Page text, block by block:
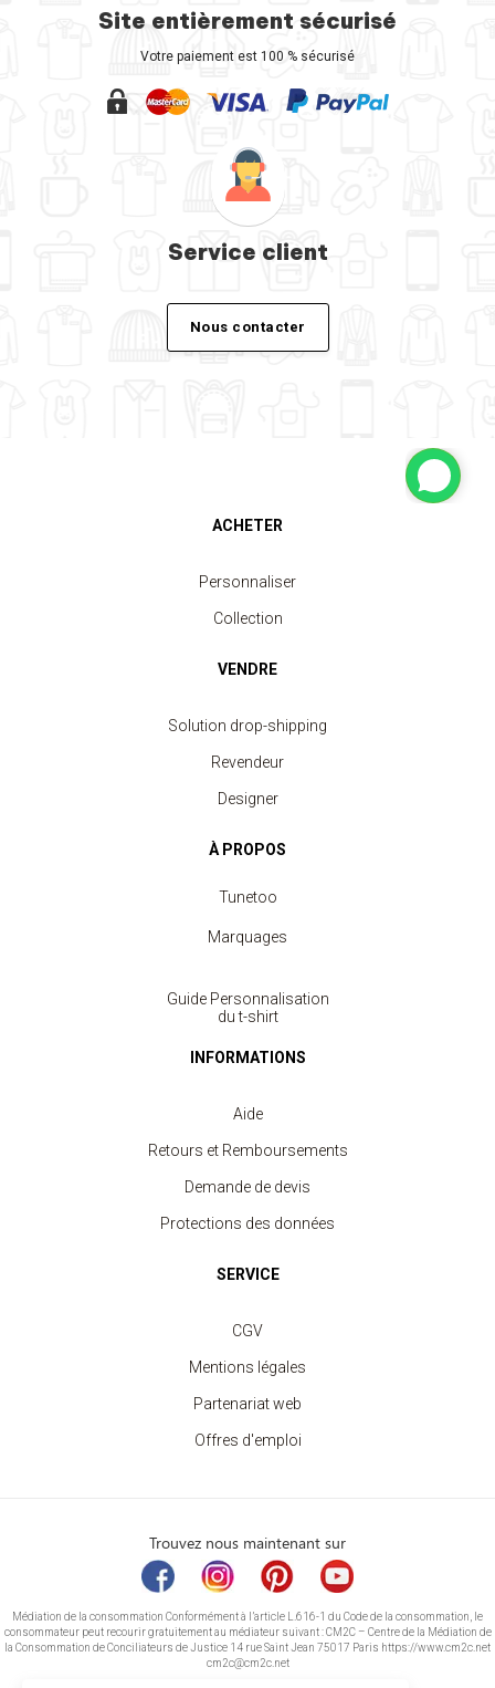
Site entièrement sécurisé
Votre paiement est 100 % sécurisé
Service client
Nous contacter
ACHETER
Personnaliser
Collection
VENDRE
Solution drop-shipping
Revendeur
Designer
À PROPOS
Tunetoo
Marquages
Guide Personnalisation
du t-shirt
INFORMATIONS
Aide
Retours et Remboursements
Demande de devis
Protections des données
SERVICE
CGV
Mentions légales
Partenariat web
Offres d'emploi
Trouvez nous maintenant sur
Médiation de la consommation Conformément à l’article L.616-1 du Code de la consommation, le
consommateur peut recourir gratuitement au médiateur suivant : CM2C – Centre de la Médiation de
la Consommation de Conciliateurs de Justice 14 rue Saint Jean 75017 Paris https://www.cm2c.net
cm2c@cm2c.net